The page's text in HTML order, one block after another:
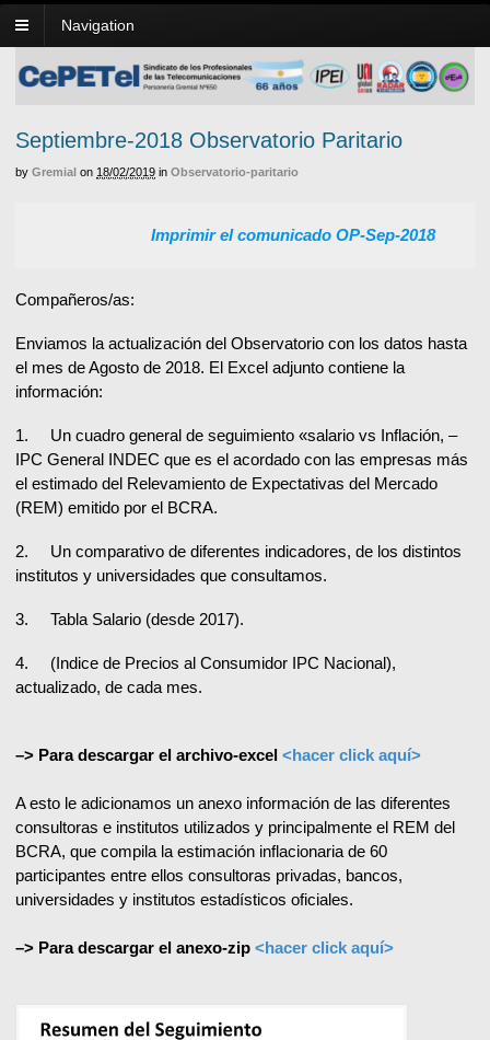
Navigation
Septiembre-2018 Observatorio Paritario
by Gremial on 18/02/2019 in Observatorio-paritario
Imprimir el comunicado OP-Sep-2018
Compañeros/as:
Enviamos la actualización del Observatorio con los datos hasta
el mes de Agosto de 2018. El Excel adjunto contiene la
información:
1. Un cuadro general de seguimiento «salario vs Inflación, –
IPC General INDEC que es el acordado con las empresas más
el estimado del Relevamiento de Expectativas del Mercado
(REM) emitido por el BCRA.
2. Un comparativo de diferentes indicadores, de los distintos
institutos y universidades que consultamos.
3. Tabla Salario (desde 2017).
4. (Indice de Precios al Consumidor IPC Nacional),
actualizado, de cada mes.
–> Para descargar el archivo-excel <hacer click aquí>
A esto le adicionamos un anexo información de las diferentes
consultoras e institutos utilizados y principalmente el REM del
BCRA, que compila la estimación inflacionaria de 60
participantes entre ellos consultoras privadas, bancos,
universidades y institutos estadísticos oficiales.
–> Para descargar el anexo-zip <hacer click aquí>